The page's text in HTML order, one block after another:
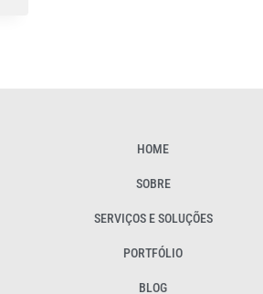
HOME
SOBRE
SERVIÇOS E SOLUÇÕES
PORTFÓLIO
BLOG